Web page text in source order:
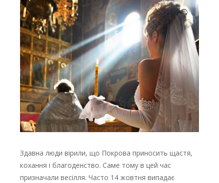
Здавна люди вірили, що Покрова приносить щастя,
кохання і благоденство. Саме тому в цей час
призначали весілля. Часто 14 жовтня випадає